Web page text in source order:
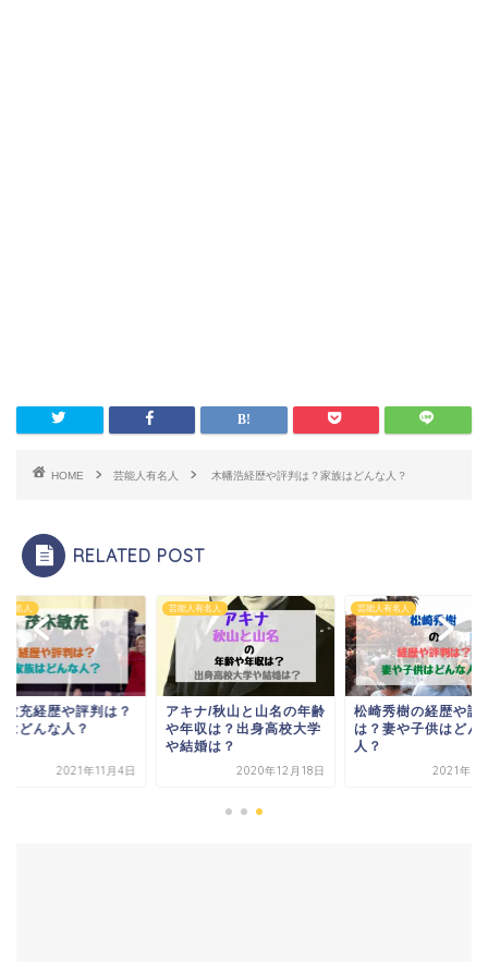
HOME 芸能人有名人 木幡浩経歴や評判は？家族はどんな人？
RELATED POST
有名人
敏充経歴や評判は？
はどんな人？
2021年11月4日
芸能人有名人
アキナ/秋山と山名の年齢
や年収は？出身高校大学
や結婚は？
2020年12月18日
芸能人有名人
松崎秀樹の経歴や評
は？妻や子供はどん
人？
2021年3